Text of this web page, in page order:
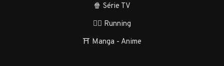
🍿 Série TV
🏃‍♂️ Running
⛩️ Manga - Anime